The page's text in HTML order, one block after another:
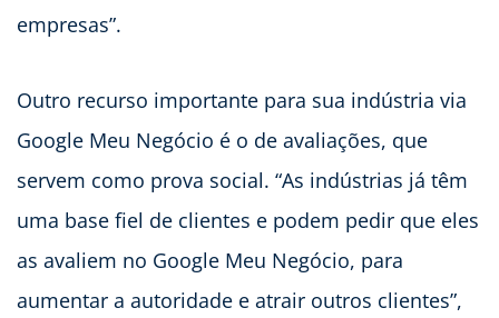
empresas”.
Outro recurso importante para sua indústria via
Google Meu Negócio é o de avaliações, que
servem como prova social. “As indústrias já têm
uma base fiel de clientes e podem pedir que eles
as avaliem no Google Meu Negócio, para
aumentar a autoridade e atrair outros clientes”,